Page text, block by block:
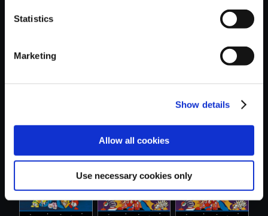
Statistics
Marketing
Show details
Allow all cookies
Use necessary cookies only
おすすめ商品
ン3 サウンド...
ン5 サウンド...
ン4 サウンド...